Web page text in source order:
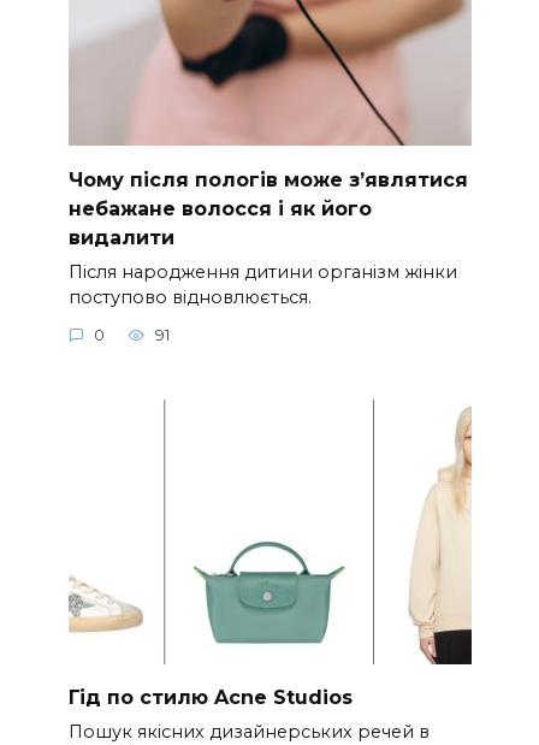
Чому після пологів може з’являтися
небажане волосся і як його
видалити
Після народження дитини організм жінки
поступово відновлюється.
0 91
Гід по стилю Acne Studios
Пошук якісних дизайнерських речей в